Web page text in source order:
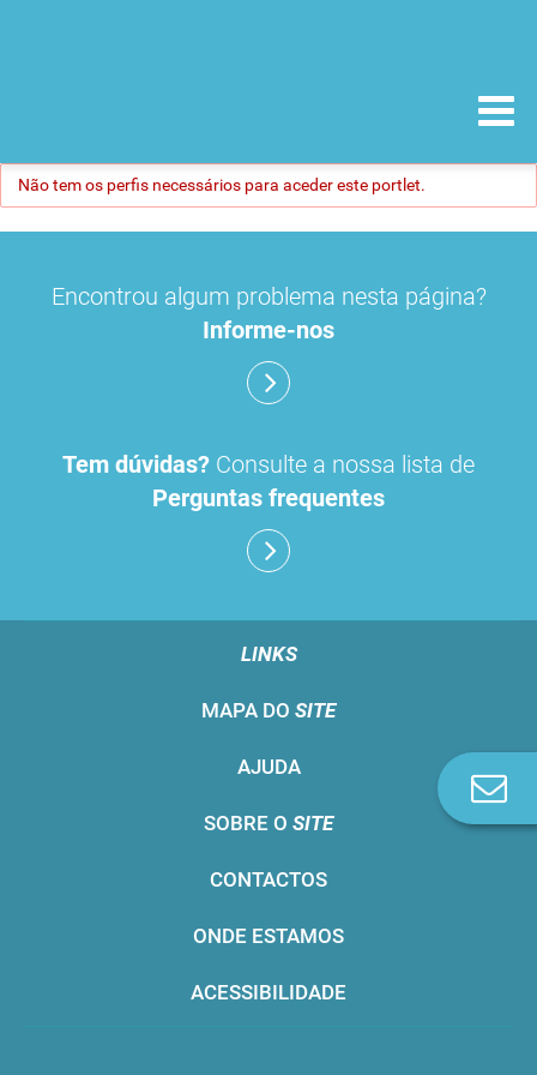
Não tem os perfis necessários para aceder este portlet.
Encontrou algum problema nesta página?
Informe-nos
Tem dúvidas? Consulte a nossa lista de
Perguntas frequentes
LINKS
MAPA DO SITE
AJUDA
SOBRE O SITE
CONTACTOS
ONDE ESTAMOS
ACESSIBILIDADE